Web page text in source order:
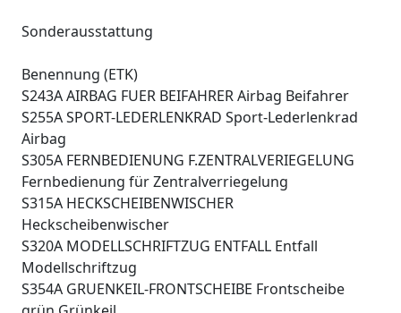
Sonderausstattung
Benennung (ETK)
S243A AIRBAG FUER BEIFAHRER Airbag Beifahrer
S255A SPORT-LEDERLENKRAD Sport-Lederlenkrad
Airbag
S305A FERNBEDIENUNG F.ZENTRALVERIEGELUNG
Fernbedienung für Zentralverriegelung
S315A HECKSCHEIBENWISCHER
Heckscheibenwischer
S320A MODELLSCHRIFTZUG ENTFALL Entfall
Modellschriftzug
S354A GRUENKEIL-FRONTSCHEIBE Frontscheibe